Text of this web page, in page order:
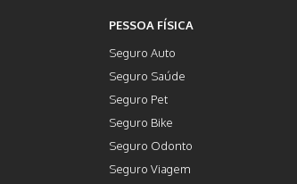
PESSOA FÍSICA
Seguro Auto
Seguro Saúde
Seguro Pet
Seguro Bike
Seguro Odonto
Seguro Viagem